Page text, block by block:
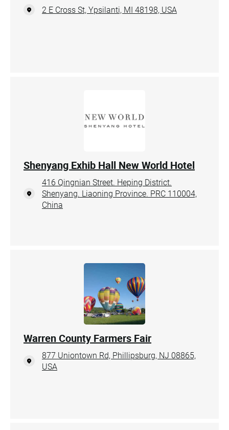
2 E Cross St, Ypsilanti, MI 48198, USA
Shenyang Exhib Hall New World Hotel
416 Qingnian Street. Heping District.
Shenyang. Liaoning Province. PRC 110004,
China
Warren County Farmers Fair
877 Uniontown Rd, Phillipsburg, NJ 08865,
USA